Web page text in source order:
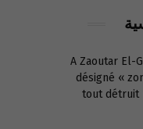
A Zaoutar El-
désigné «
tout détruit